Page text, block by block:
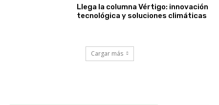
Llega la columna Vértigo: innovación
tecnológica y soluciones climáticas
Cargar más